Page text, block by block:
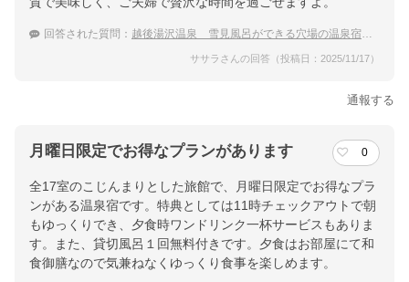
回答された質問： 越後湯沢温泉 雪見風呂ができる穴場の温泉宿のおすすめは？
ササラさんの回答（投稿日：2025/11/17）
通報する
月曜日限定でお得なプランがあります 0
全17室のこじんまりとした旅館で、月曜日限定でお得なプラ
ンがある温泉宿です。特典としては11時チェックアウトで朝
もゆっくりでき、夕食時ワンドリンク一杯サービスもありま
す。また、貸切風呂１回無料付きです。夕食はお部屋にて和
食御膳なので気兼ねなくゆっくり食事を楽しめます。